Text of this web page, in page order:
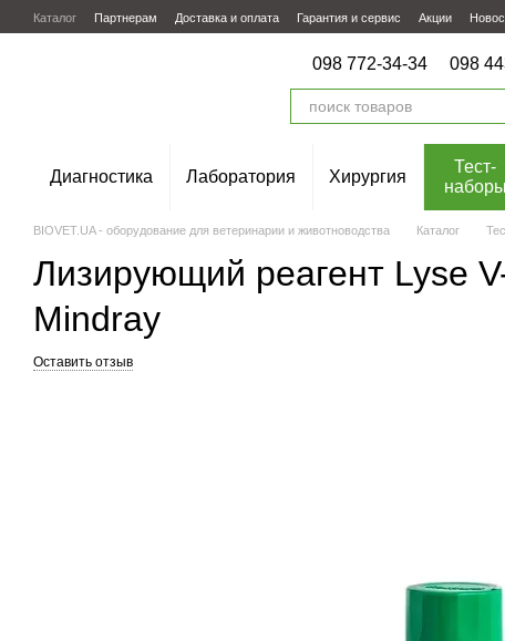
Перейти к основному контенту
Каталог Партнерам Доставка и оплата Гарантия и сервис Акции
098 772-34-34 098
Диагностика Лаборатория Хирургия
Тест-
наборы
BIOVET.UA - оборудование для ветеринарии и животноводства Каталог
Лизирующий реагент Lyse
Mindray
Оставить отзыв